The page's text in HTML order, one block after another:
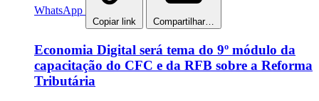
WhatsApp
Copiar link Compartilhar…
Economia Digital será tema do 9º módulo da
capacitação do CFC e da RFB sobre a Reforma
Tributária